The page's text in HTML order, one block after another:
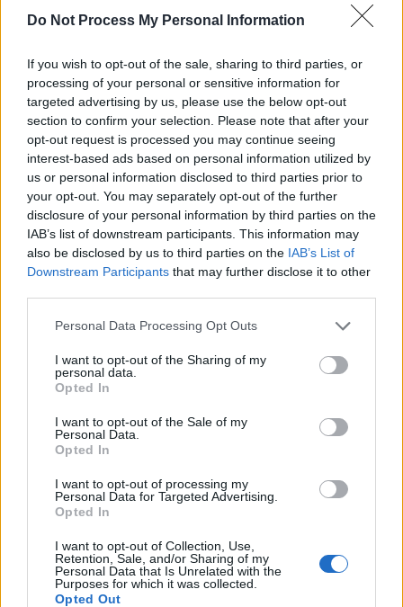
Do Not Process My Personal Information
If you wish to opt-out of the sale, sharing to third parties, or
processing of your personal or sensitive information for
targeted advertising by us, please use the below opt-out
section to confirm your selection. Please note that after your
opt-out request is processed you may continue seeing
interest-based ads based on personal information utilized by
us or personal information disclosed to third parties prior to
your opt-out. You may separately opt-out of the further
disclosure of your personal information by third parties on the
IAB’s list of downstream participants. This information may
also be disclosed by us to third parties on the IAB’s List of
Downstream Participants that may further disclose it to other
Personal Data Processing Opt Outs
I want to opt-out of the Sharing of my
personal data.
Opted In
I want to opt-out of the Sale of my
Personal Data.
Opted In
I want to opt-out of processing my
Personal Data for Targeted Advertising.
Opted In
I want to opt-out of Collection, Use,
Retention, Sale, and/or Sharing of my
Personal Data that Is Unrelated with the
Purposes for which it was collected.
Opted Out
risque accru d’insuffisance cardiaque dans la population générale.
d’intégrer la santé auditive dans les bilans cardiovasculaires, tout
en offrant un soutien psychologique renforcé aux personnes
malentendantes.
Article précédent
Les signes physiques
précoces du déclin cognitif
à ne pas ignorer
Article suivant
Diabète : l’heure de prise
de vos médicaments peut
tout changer
ARTICLES CONNEXES